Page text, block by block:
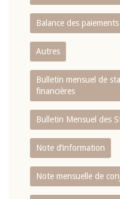
Balance des paiements
Autres
Bulletin mensuel de
financières
Bulletin Mensuel des
Note d’information
Note mensuelle de